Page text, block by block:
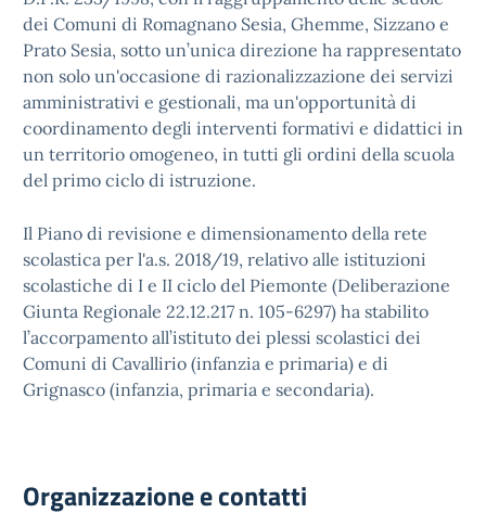
dei Comuni di Romagnano Sesia, Ghemme, Sizzano e
Prato Sesia, sotto un’unica direzione ha rappresentato
non solo un'occasione di razionalizzazione dei servizi
amministrativi e gestionali, ma un'opportunità di
coordinamento degli interventi formativi e didattici in
un territorio omogeneo, in tutti gli ordini della scuola
del primo ciclo di istruzione.
Il Piano di revisione e dimensionamento della rete
scolastica per l'a.s. 2018/19, relativo alle istituzioni
scolastiche di I e II ciclo del Piemonte (Deliberazione
Giunta Regionale 22.12.217 n. 105-6297) ha stabilito
l’accorpamento all’istituto dei plessi scolastici dei
Comuni di Cavallirio (infanzia e primaria) e di
Grignasco (infanzia, primaria e secondaria).
Organizzazione e contatti